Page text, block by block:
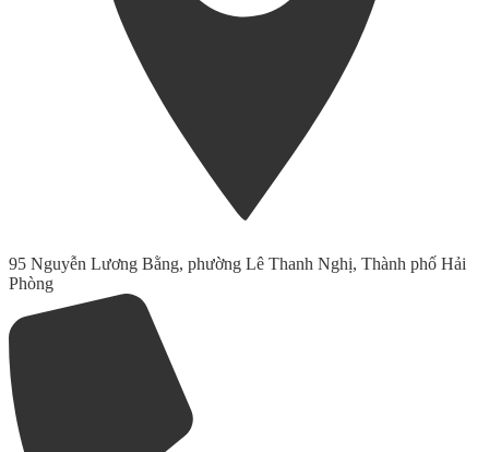
95 Nguyễn Lương Bằng, phường Lê Thanh Nghị, Thành phố Hải
Phòng